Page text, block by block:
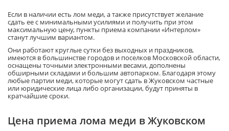
Если в наличии есть лом меди, а также присутствует желание
сдать ее с минимальными усилиями и получить при этом
максимальную цену, пункты приема компании «Интерлом»
станут лучшим вариантом.
Они работают круглые сутки без выходных и праздников,
имеются в большинстве городов и поселков Московской области,
оснащены точными электронными весами, дополнены
обширными складами и большим автопарком. Благодаря этому
любые партии меди, которые могут сдать в Жуковском частные
или юридические лица либо организации, будут приняты в
кратчайшие сроки.
Цена приема лома меди в Жуковском